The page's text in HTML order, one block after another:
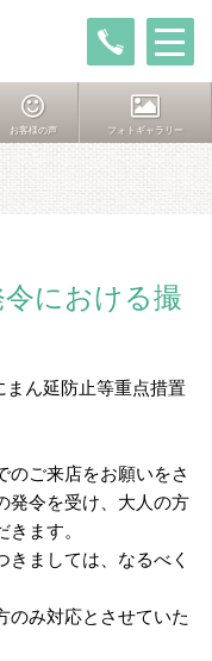
お客様の声 フォトギャラリー
令における撮
まん延防止等重点措置
のご来店をお願いをさ
発令を受け、大人の方
ます。
ましては、なるべく
のみ対応とさせていた